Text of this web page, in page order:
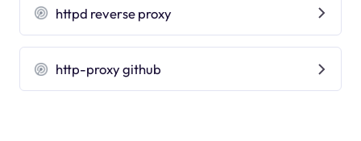
httpd reverse proxy
http-proxy github